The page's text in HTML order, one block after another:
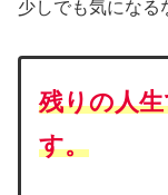
少しでも気になる
残りの人
す。